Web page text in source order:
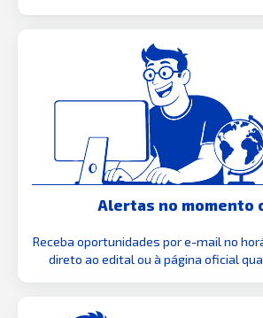
Alertas no momento
Receba oportunidades por e-mail no
direto ao edital ou à página oficial